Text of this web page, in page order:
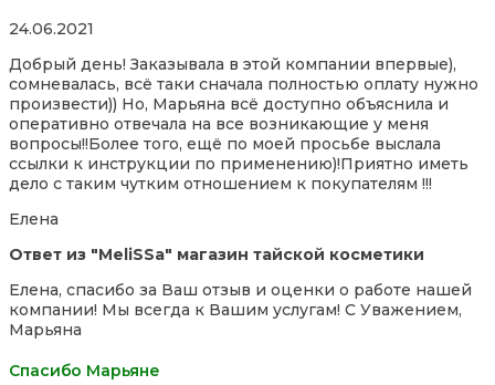
Rated
out
of
5
24.06.2021
Добрый день! Заказывала в этой компании впервые),
сомневалась, всё таки сначала полностью оплату нужно
произвести)) Но, Марьяна всё доступно объяснила и
оперативно отвечала на все возникающие у меня
вопросы!!Более того, ещё по моей просьбе выслала
ссылки к инструкции по применению)!Приятно иметь
дело с таким чутким отношением к покупателям !!!
Елена
Ответ из "MeliSSa" магазин тайской косметики
Елена, спасибо за Ваш отзыв и оценки о работе нашей
компании! Мы всегда к Вашим услугам! С Уважением,
Марьяна
Спасибо Марьяне